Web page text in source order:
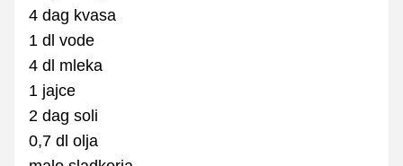
4 dag kvasa
1 dl vode
4 dl mleka
1 jajce
2 dag soli
0,7 dl olja